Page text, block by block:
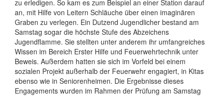
zu erledigen. So kam es zum Beispiel an einer Station darauf
an, mit Hilfe von Leitern Schläuche über einen imaginären
Graben zu verlegen. Ein Dutzend Jugendlicher bestand am
Samstag sogar die höchste Stufe des Abzeichens
Jugendflamme. Sie stellten unter anderem ihr umfangreiches
Wissen im Bereich Erster Hilfe und Feuerwehrtechnik unter
Beweis. Außerdem hatten sie sich im Vorfeld bei einem
sozialen Projekt außerhalb der Feuerwehr engagiert, in Kitas
ebenso wie in Seniorenheimen. Die Ergebnisse dieses
Engagements wurden im Rahmen der Prüfung am Samstag